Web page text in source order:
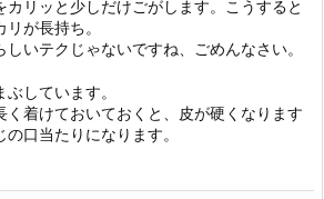
リッと少しだけごがします。こうすると
が長持ち。
いテクじゃないですね、ごめんなさい。
しています。
く着けておいておくと、皮が硬くなります
口当たりになります。